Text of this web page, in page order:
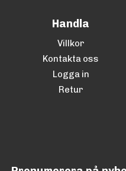
Handla
Villkor
Kontakta oss
Logga in
Retur